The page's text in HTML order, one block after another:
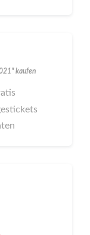
kaufen